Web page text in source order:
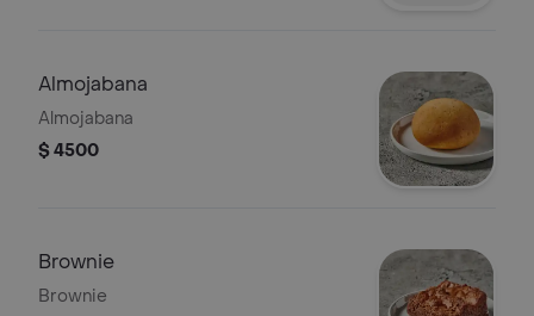
Almojabana
Almojabana
$ 4500
Brownie
Brownie